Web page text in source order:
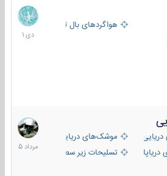
هواگردهای بال ثابت
12
دی
1401
موشک‌های دریایی
تسلیحات زیر سطحی
2
مرداد
1405